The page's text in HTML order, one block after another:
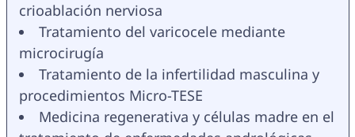
crioablación nerviosa
Tratamiento del varicocele mediante
microcirugía
Tratamiento de la infertilidad masculina y
procedimientos Micro-TESE
Medicina regenerativa y células madre en el